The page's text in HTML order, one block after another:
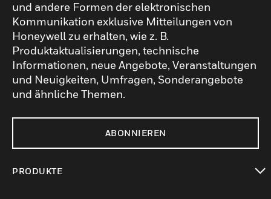
und andere Formen der elektronischen
Kommunikation exklusive Mitteilungen von
Honeywell zu erhalten, wie z. B.
Produktaktualisierungen, technische
Informationen, neue Angebote, Veranstaltungen
und Neuigkeiten, Umfragen, Sonderangebote
und ähnliche Themen.
ABONNIEREN
PRODUKTE